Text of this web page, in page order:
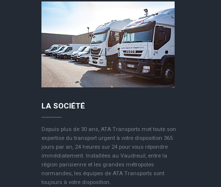
LA SOCIÉTÉ
Depuis plus de 30 ans, ATA Transports met toute son
expertise du transport urgent à votre disposition 365
jours par an, 24 heures sur 24 pour vous répondre
immédiatement. Installées au Vaudreuil, entre la
région parisienne et les grandes métropoles
normandes, les équipes de ATA Transports sont
toujours à votre disposition.